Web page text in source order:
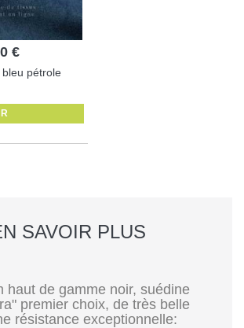
€
pétrole
SAVOIR PLUS
haut de gamme noir, suédine
premier choix, de très belle
résistance exceptionnelle: